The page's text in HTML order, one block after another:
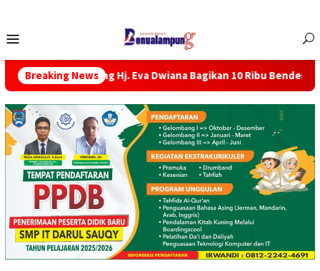
Mobile
Breaking News
Hj. Eva Dwiana Bagikan 10 Ribu Bendera Merah Putih ke